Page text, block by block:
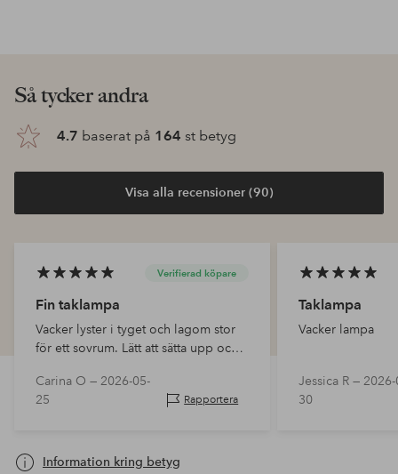
Så tycker andra
4.7 baserat på 164 st betyg
Visa alla recensioner (90)
Verifierad köpare
Fin taklampa
Vacker lyster i tyget och lagom stor
för ett sovrum. Lätt att sätta upp och
är mkt nöjda med köpet!
Carina O — 2026-05-
25
Rapportera
Taklampa
Vacker lampa
Jessica R — 2026-
30
Information kring betyg